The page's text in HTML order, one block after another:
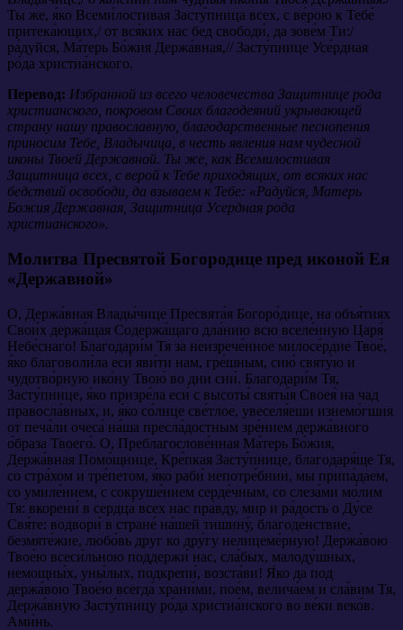
Ты же, я́ко Всеми́лостивая Засту́пница всех, с ве́рою к Тебе́
притека́ющих,/ от вся́ких нас бед свободи́, да зове́м Ти:/
ра́дуйся, Ма́терь Бо́жия Держа́вная,// Засту́пнице Усе́рдная
ро́да христиа́нского.
Перевод: Избранной из всего человечества Защитнице рода
христианского, покровом Своих благодеяний укрывающей
страну нашу православную, благодарственные песнопения
приносим Тебе, Владычица, в честь явления нам чудесной
иконы Твоей Державной. Ты же, как Всемилостивая
Защитница всех, с верой к Тебе приходящих, от всяких нас
бедствий освободи, да взываем к Тебе: «Радуйся, Матерь
Божия Державная, Защитница Усердная рода
христианского».
Молитва Пресвятой Богородице пред иконой Ея
«Державной»
О, Держа́вная Влады́чице Пресвята́я Богоро́дице, на объя́тиях
Свои́х держа́щая Содержа́щаго дла́нию всю вселе́нную Царя́
Небе́снаго! Благодари́м Тя за неизрече́нное милосе́рдие Твое́,
я́ко благоволи́ла еси́ яви́ти нам, гре́шным, сию́ святу́ю и
чудотво́рную ико́ну Твою́ во дни сии́. Благодари́м Тя,
Засту́пнице, я́ко призре́ла еси́ с высоты́ святы́я Своея́ на чад
правосла́вных, и, я́ко со́лнце све́тлое, увеселя́еши изнемо́гшия
от печа́ли очеса́ на́ша пресла́достным зре́нием держа́вного
о́браза Твоего́. О, Преблагослове́нная Ма́терь Бо́жия,
Держа́вная Помо́щнице, Кре́пкая Засту́пнице, благодаря́ще Тя,
со стра́хом и тре́петом, я́ко раби́ непотре́бнии, мы припа́даем,
со умиле́нием, с сокруше́нием серде́чным, со слеза́ми мо́лим
Тя: вкорени́ в сердца́ всех нас пра́вду, мир и ра́дость о Ду́се
Свя́те: водвори́ в стране́ на́шей тишину́, благоде́нствие,
безмяте́жие, любо́вь друг ко дру́гу нелицеме́рную! Держа́вою
Твое́ю всеси́льною поддержи́ нас, сла́бых, малоду́шных,
немощны́х, уны́лых, подкрепи́, возста́ви! Я́ко да под
держа́вою Твое́ю всегда́ храни́ми, пое́м, велича́ем и сла́вим Тя,
Держа́вную Засту́пницу ро́да христиа́нского во ве́ки веко́в.
Ами́нь.